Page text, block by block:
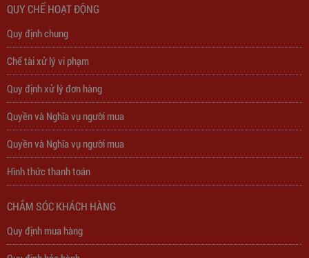
Trạm Sạc Điện Thoại 2D22N5USB
310,000đ
QUY CHẾ HOẠT ĐỘNG
Quy định chung
Chế tài xử lý vi phạm
Quy định xử lý đơn hàng
Quyền và Nghĩa vụ người mua
Quyền và Nghĩa vụ người mua
Hình thức thanh toán
CHẮM SÓC KHÁCH HÀNG
Quy định mua hàng